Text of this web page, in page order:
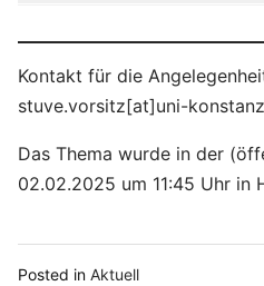
Kontakt für die
stuve.vorsitz[at]uni-
Das Thema wurde in der
02.02.2025 um 11:45 Uhr in
Posted in Aktuell